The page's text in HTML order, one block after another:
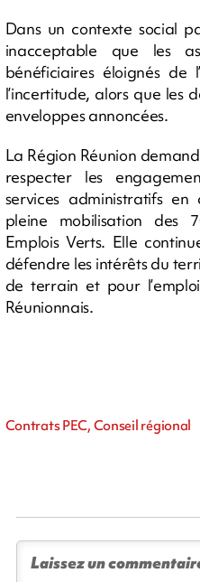
Dans un contexte social
inacceptable que les
bénéficiaires éloignés de
l’incertitude, alors que les
enveloppes annoncées.
La Région Réunion
respecter les
services administratifs
pleine mobilisation des
Emplois Verts. Elle
défendre les intérêts du
de terrain et pour
Réunionnais.
Contrats PEC, Conseil régional